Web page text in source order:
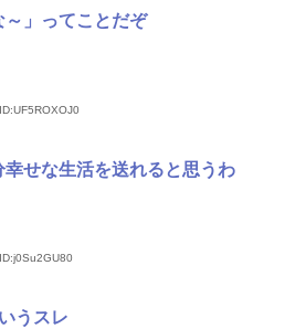
」ってことだぞ
ID:UF5ROXOJ0
せな生活を送れると思うわ
ID:j0Su2GU80
うスレ